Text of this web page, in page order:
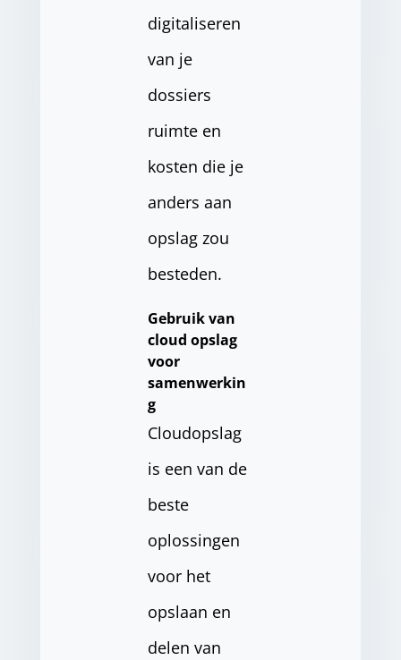
digitaliseren
van je
dossiers
ruimte en
kosten die je
anders aan
opslag zou
besteden.
Gebruik van
cloud opslag
voor
samenwerkin
g
Cloudopslag
is een van de
beste
oplossingen
voor het
opslaan en
delen van